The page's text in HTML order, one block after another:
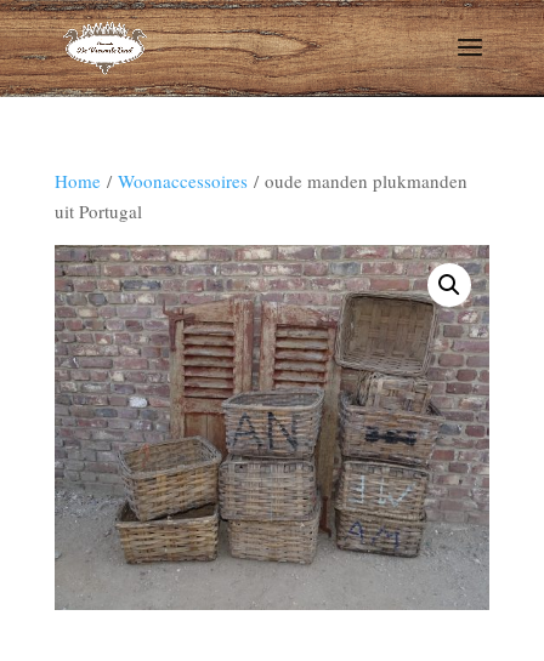
Home/ Woonaccessoires/ oude manden plukmanden
uit Portugal